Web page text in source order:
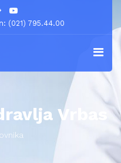
(021) 795.44.00
Vrbas